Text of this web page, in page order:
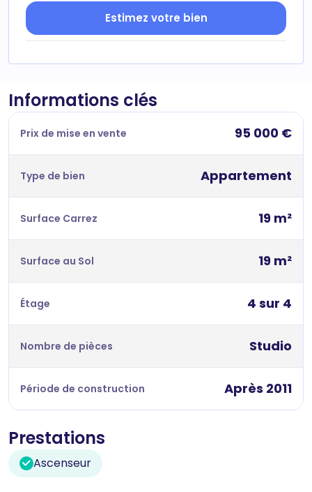
Estimez votre bien
Informations clés
Prix de mise en vente 95 000 €
Type de bien Appartement
Surface Carrez 19 m²
Surface au Sol 19 m²
Étage 4 sur 4
Nombre de pièces Studio
Période de construction Après 2011
Prestations
Ascenseur